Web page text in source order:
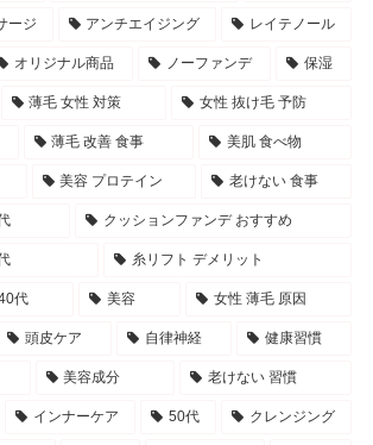
ージ アンチエイジング レイテノール
オリジナル商品 ノーファンデ 保湿
薄毛 女性 対策 女性 抜け毛 予防
薄毛 改善 食事 美肌 食べ物
美容 プロテイン 老けない 食事
クッションファンデ おすすめ
糸リフト デメリット
代 美容 女性 薄毛 原因
頭皮ケア 自律神経 健康習慣
美容成分 老けない 習慣
インナーケア 50代 クレンジング